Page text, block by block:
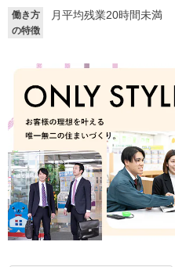
就活ノウハウ・サポート
就活ノウハウが満載！
適職診断
あなたに合う仕事を診断！
就活ニュースペーパー
就活時事ニュースを更新
働き方
の特徴
月平均残業20時間未満